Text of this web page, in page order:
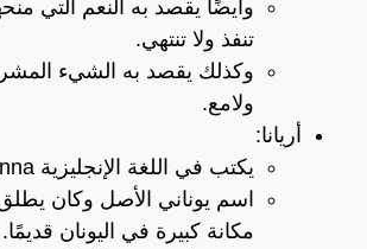
وأيضًا يقصد به النعم التي
تنفذ ولا تنتهي.
وكذلك يقصد به الشيء
ولامع.
أريانا:
يكتب في اللغة الإنجليزية Arianna.
اسم يوناني الأصل وكان
مكانة كبيرة في اليونان قديمًا.